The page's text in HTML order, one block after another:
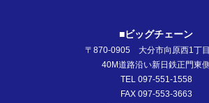
■ビッグチェーン
〒870-0905 大分市向原西1丁
40M道路沿い新日鉄正門東側
TEL 097-551-1558
FAX 097-553-3663